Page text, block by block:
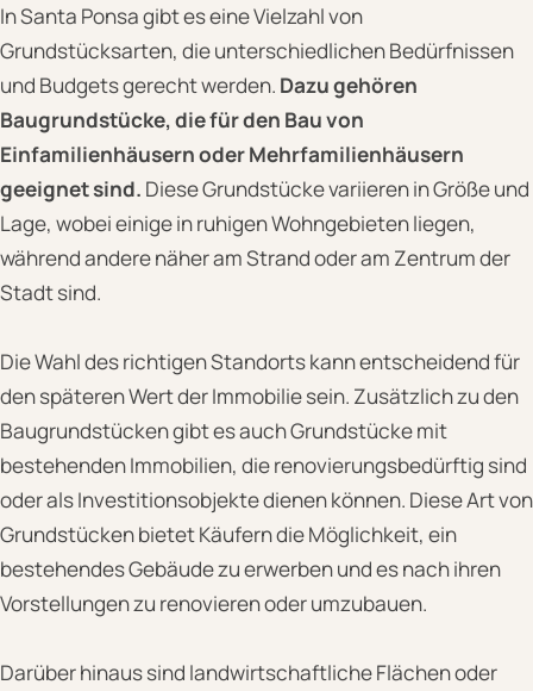
In Santa Ponsa gibt es eine Vielzahl von
Grundstücksarten, die unterschiedlichen Bedürfnissen
und Budgets gerecht werden. Dazu gehören
Baugrundstücke, die für den Bau von
Einfamilienhäusern oder Mehrfamilienhäusern
geeignet sind. Diese Grundstücke variieren in Größe und
Lage, wobei einige in ruhigen Wohngebieten liegen,
während andere näher am Strand oder am Zentrum der
Stadt sind.
Die Wahl des richtigen Standorts kann entscheidend für
den späteren Wert der Immobilie sein. Zusätzlich zu den
Baugrundstücken gibt es auch Grundstücke mit
bestehenden Immobilien, die renovierungsbedürftig sind
oder als Investitionsobjekte dienen können. Diese Art von
Grundstücken bietet Käufern die Möglichkeit, ein
bestehendes Gebäude zu erwerben und es nach ihren
Vorstellungen zu renovieren oder umzubauen.
Darüber hinaus sind landwirtschaftliche Flächen oder